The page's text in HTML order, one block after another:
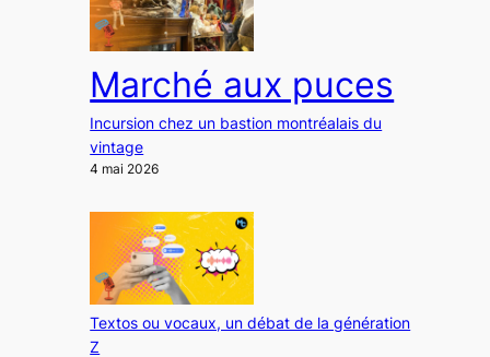
Marché aux puces
Incursion chez un bastion montréalais du
vintage
4 mai 2026
Textos ou vocaux, un débat de la génération
Z